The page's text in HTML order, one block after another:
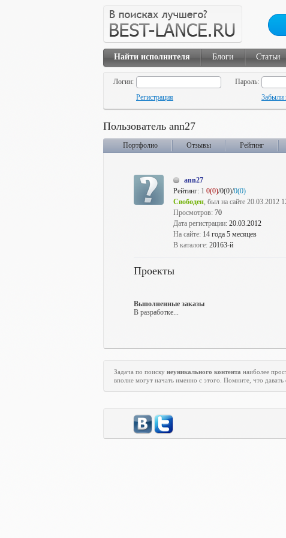
Найти исполнителя Блоги Статьи
Логин:
Пароль:
Регистрация
Забыли
Пользователь ann27
Портфолио Отзывы Рейтинг
ann27
Рейтинг: 1 0(0)/0(0)/0(0)
Свободен, был на сайте 20.03.2012
Просмотров: 70
Дата регистрации: 20.03.2012
На сайте: 14 года 5 месяцев
В каталоге: 20163-й
Проекты
Выполненные заказы
В разработке...
Задача по поиску неуникального контента наиболее
вполне могут начать именно с этого. Помните, что